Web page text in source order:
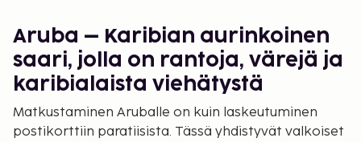
Aruba – Karibian aurinkoinen
saari, jolla on rantoja, värejä ja
karibialaista viehätystä
Matkustaminen Aruballe on kuin laskeutuminen
postikorttiin paratiisista. Tässä yhdistyvät valkoiset